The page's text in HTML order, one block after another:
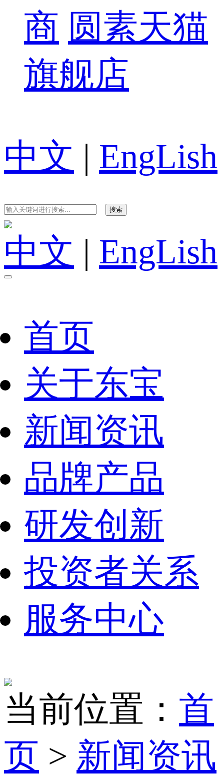
商 圆素天猫
旗舰店
中文 | EngLish
中文 | EngLish
首页
关于东宝
新闻资讯
品牌产品
研发创新
投资者关系
服务中心
当前位置： 首
页 > 新闻资讯